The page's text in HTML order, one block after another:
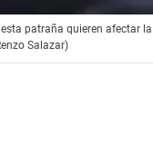
patraña quieren afectar
Salazar)